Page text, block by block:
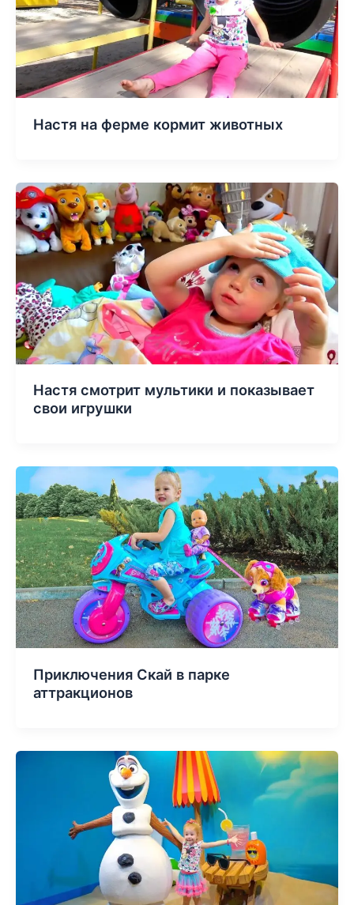
Настя на ферме кормит животных
Настя смотрит мультики и показывает
свои игрушки
Приключения Скай в парке
аттракционов